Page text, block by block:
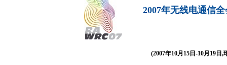
2007年无线电通信
(2007年10月15日-10月19日,